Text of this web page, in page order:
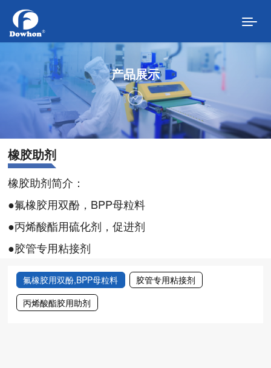
首页
走进道弘
经营理念
资质荣誉
产品展示
橡胶助剂
橡胶助剂简介：
●氟橡胶用双酚，BPP母粒料
●丙烯酸酯用硫化剂，促进剂
●胶管专用粘接剂
氟橡胶用双酚,BPP母粒料
胶管专用粘接剂
丙烯酸酯胶用助剂